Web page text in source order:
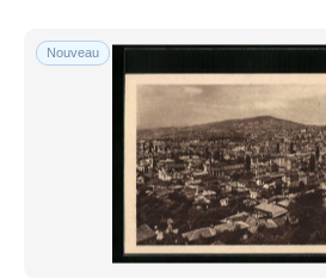
Uniquement en réduction
Livraison gratuite
Méthodes de paiement
PayPal
Virement bancaire
Visa
Mastercard
Nouveau